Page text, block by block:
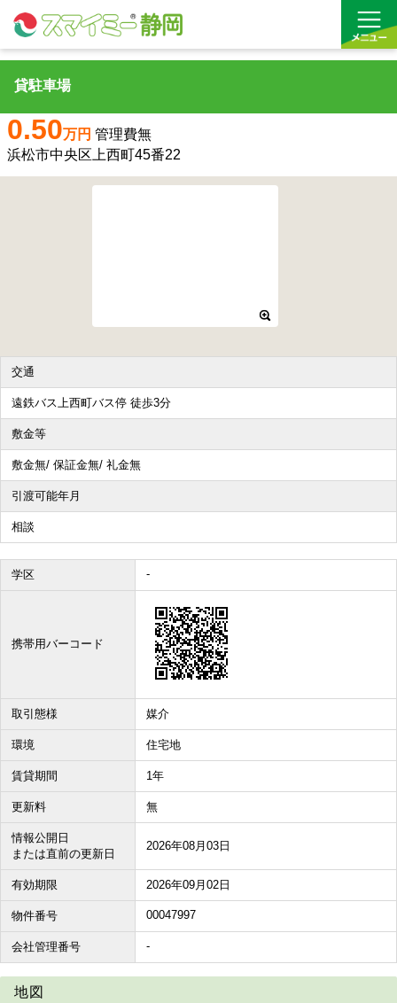
買う
収益物件
その他、こだわり条件で探す
貸駐車場
0.50万円 管理費無
浜松市中央区上西町45番22
交通
遠鉄バス上西町バス停 徒歩3分
敷金等
敷金無/ 保証金無/ 礼金無
引渡可能年月
相談
学区 -
携帯用バーコード
取引態様 媒介
環境 住宅地
賃貸期間 1年
更新料 無
情報公開日
または直前の更新日
2026年08月03日
有効期限 2026年09月02日
物件番号 00047997
会社管理番号 -
地図